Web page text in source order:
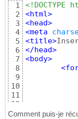
1
2
3
4
5
6
7
8
9
10
11
12
13
<!DOCTYPE
<html>
<head>
<meta
<title>
</head>
<body>
Comment puis-je